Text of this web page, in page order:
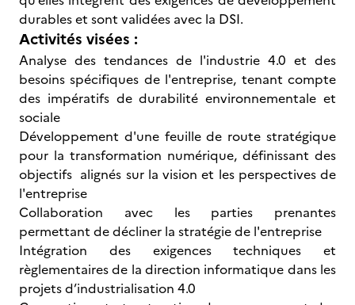
durables et sont validées avec la DSI.
Activités visées :
Analyse des tendances de l'industrie 4.0 et des
besoins spécifiques de l'entreprise, tenant compte
des impératifs de durabilité environnementale et
sociale
Développement d'une feuille de route stratégique
pour la transformation numérique, définissant des
objectifs alignés sur la vision et les perspectives de
l'entreprise
Collaboration avec les parties prenantes
permettant de décliner la stratégie de l'entreprise
Intégration des exigences techniques et
règlementaires de la direction informatique dans les
projets d’industrialisation 4.0